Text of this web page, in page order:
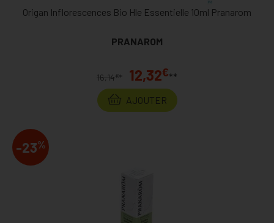
Origan Inflorescences Bio Hle Essentielle 10ml Pranarom
PRANAROM
16,14€* 12,32€**
AJOUTER
-23%